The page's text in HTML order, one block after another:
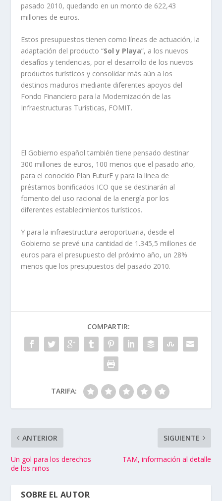
pasado 2010, quedando en un monto de 622,43
millones de euros.
Estos presupuestos tienen como líneas de actuación, la
adaptación del producto “Sol y Playa”, a los nuevos
desafíos y tendencias, por el desarrollo de los nuevos
productos turísticos y consolidar más aún a los
destinos maduros mediante diferentes apoyos del
Fondo Financiero para la Modernización de las
Infraestructuras Turísticas, FOMIT.
El Gobierno español también tiene pensado destinar
300 millones de euros, 100 menos que el pasado año,
para el conocido Plan FuturE y para la línea de
préstamos bonificados ICO que se destinarán al
fomento del uso racional de la energía por los
diferentes establecimientos turísticos.
Y para la infraestructura aeroportuaria, desde el
Gobierno se prevé una cantidad de 1.345,5 millones de
euros para el presupuesto del próximo año, un 28%
menos que los presupuestos del pasado 2010.
COMPARTIR:
TARIFA:
ANTERIOR
Un gol para los derechos
de los niños
SIGUIENTE
TAM, información al detalle
SOBRE EL AUTOR